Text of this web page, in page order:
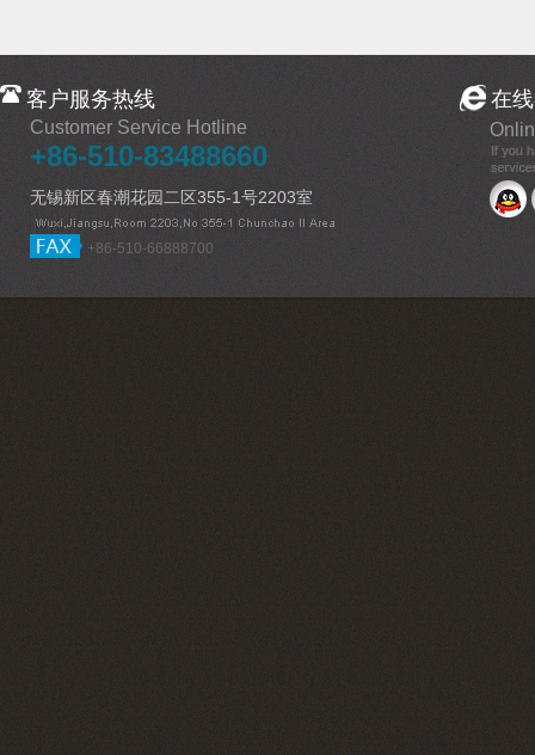
客户服务热线
Customer Service Hotline
+86-510-83488660
无锡新区春潮花园二区355-1号2203室
+86-510-66888700
在